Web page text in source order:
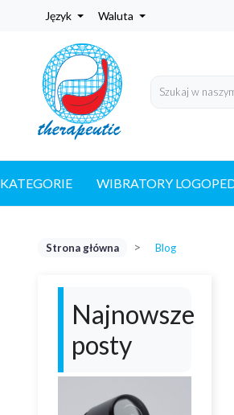
Język Waluta
KATEGORIE WIBRATORY
Strona główna Blog
Najnowsze
posty